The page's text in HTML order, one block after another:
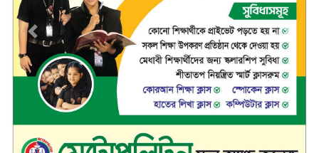
আধুনিক ল্যাব
ল্যাবগুলি সমৃদ্ধ সরঞ্জাম দিয়ে সজ্জিত।